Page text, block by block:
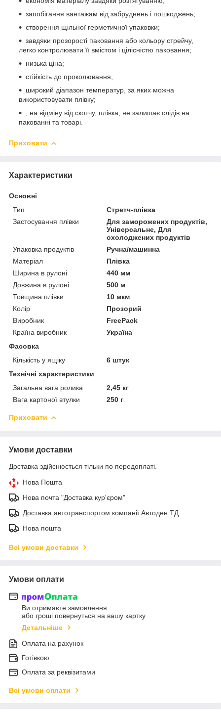
запобігання вантажам від забруднень і пошкоджень;
створення щільної герметичної упаковки;
завдяки прозорості паковання або кольору стрейчу,
легко контролювати її вмістом і цілісністю паковання;
низька ціна;
стійкість до проколювання;
широкий діапазон температур, за яких можна
використовувати плівку;
, на відміну від скотчу, плівка, не залишає слідів на
пакованні та товарі.
Приховати
Характеристики
Основні
Тип
Стретч-плівка
Застосування плівки
Для заморожених продуктів,
Універсальне, Для
охолоджених продуктів
Упаковка продуктів
Ручна/машинна
Матеріал
Плівка
Ширина в рулоні
440 мм
Довжина в рулоні
500 м
Товщина плівки
10 мкм
Колір
Прозорий
Виробник
FreePack
Країна виробник
Україна
Фасовка
Кількість у ящіку
6 штук
Технічні характеристики
Загальна вага ролика
2,45 кг
Вага картоної втулки
250 г
Приховати
Умови доставки
Доставка здійснюється тільки по передоплаті.
Нова Пошта
Нова почта "Доставка кур'єром"
Доставка автотранспортом компанії Автоден ТД
Нова пошта
Всі умови доставки
Умови оплати
Ви отримаєте замовлення
або гроші повернуться на вашу картку
Детальніше
Оплата на рахунок
Готівкою
Оплата за реквізитами
Всі умови оплати